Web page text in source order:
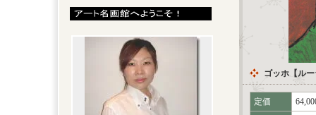
ゴッホ【ル
定価